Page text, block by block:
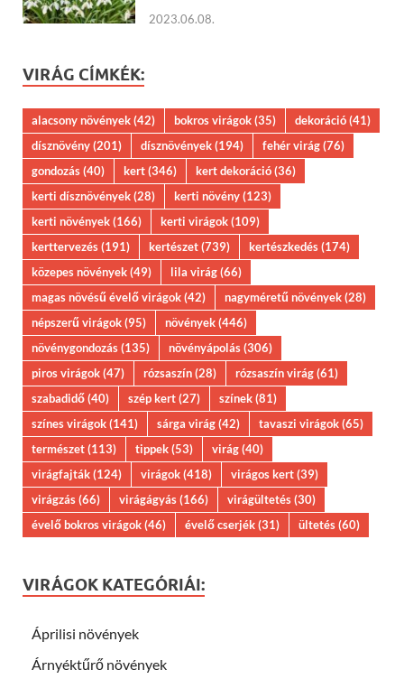
2023.06.08.
VIRÁG CÍMKÉK:
alacsony növények(42) bokros virágok(35) dekoráció(41)
dísznövény(201) dísznövények(194) fehér virág(76)
gondozás(40) kert(346) kert dekoráció(36)
kerti dísznövények(28) kerti növény(123)
kerti növények(166) kerti virágok(109)
kerttervezés(191) kertészet(739) kertészkedés(174)
közepes növények(49) lila virág(66)
magas növésű évelő virágok(42) nagyméretű növények(28)
népszerű virágok(95) növények(446)
növénygondozás(135) növényápolás(306)
piros virágok(47) rózsaszín(28) rózsaszín virág(61)
szabadidő(40) szép kert(27) színek(81)
színes virágok(141) sárga virág(42) tavaszi virágok(65)
természet(113) tippek(53) virág(40)
virágfajták(124) virágok(418) virágos kert(39)
virágzás(66) virágágyás(166) virágültetés(30)
évelő bokros virágok(46) évelő cserjék(31) ültetés(60)
VIRÁGOK KATEGÓRIÁI:
Áprilisi növények
Árnyéktűrő növények